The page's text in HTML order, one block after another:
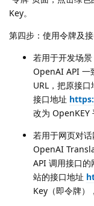
Key。
第四步：使用令牌及
若用于开发场
OpenAI API 一
URL，把原接口
接口地址
改为 OpenKEY
若用于网页对
OpenAI
API 调用接口的
站的接口地址
Key（即令牌）